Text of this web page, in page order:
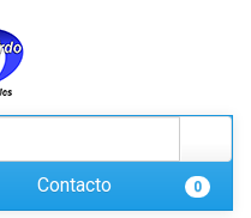
Contacto 0